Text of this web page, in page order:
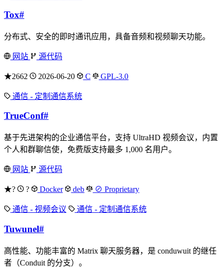
Tox#
分布式、安全的即时通讯应用，具备音频和视频聊天功能。
网站 源代码
★2662 2026-06-20 C GPL-3.0
通信 - 定制通信系统
TrueConf#
基于先进架构的企业通信平台，支持 UltraHD 视频会议，内置
个人和群聊信使，免费版支持最多 1,000 名用户。
网站 源代码
★? ? Docker deb ⊘ Proprietary
通信 - 视频会议 通信 - 定制通信系统
Tuwunel#
高性能、功能丰富的 Matrix 聊天服务器，是 conduwuit 的继任
者（Conduit 的分支）。